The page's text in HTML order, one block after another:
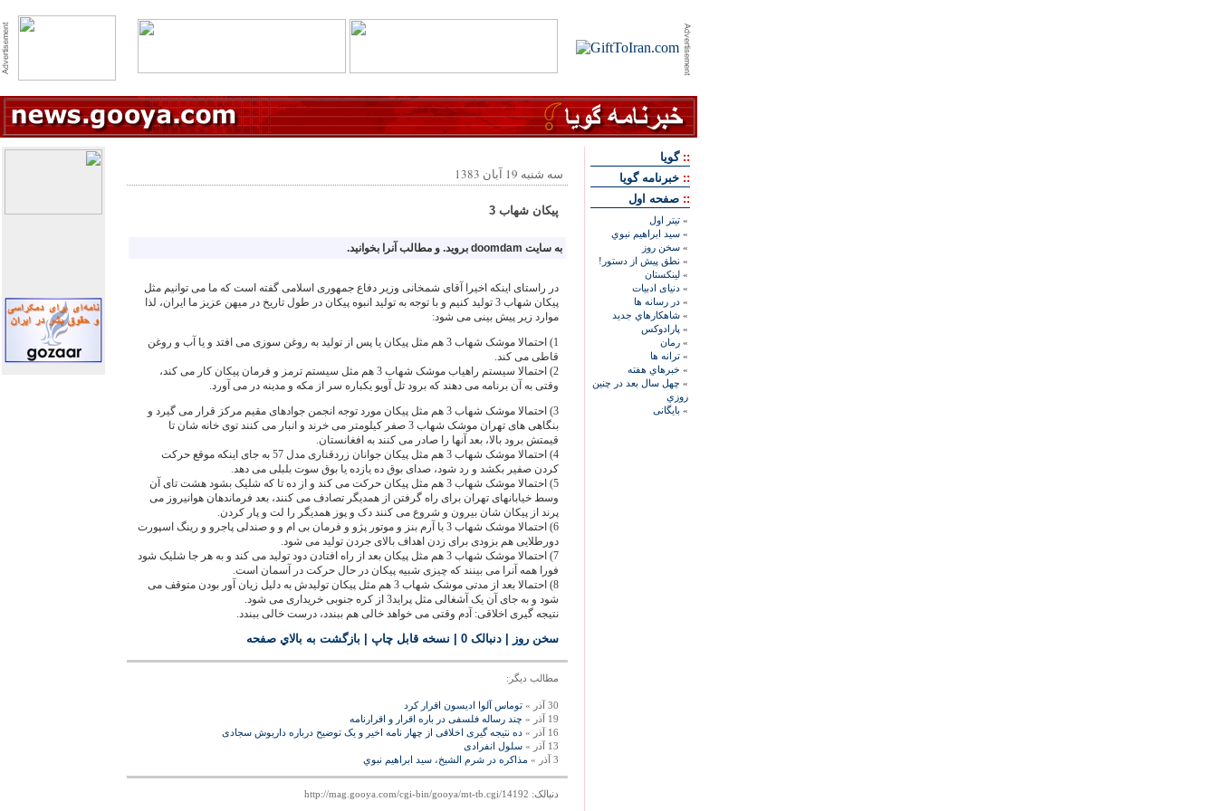
سه شنبه 19 آبان 1383
پيکان شهاب 3
به سایت doomdam بروید. و مطالب آنرا بخوانید.
در راستای اینکه اخیرا آقای شمخانی وزیر دفاع جمهوری اسلامی گفته است که ما می توانیم مثل
پیکان شهاب 3 تولید کنیم و با توجه به تولید انبوه پیکان در طول تاریخ در میهن عزیز ما ایران، لذا
موارد زیر پیش بینی می شود:
1) احتمالا موشک شهاب 3 هم مثل پیکان یا پس از تولید به روغن سوزی می افتد و یا آب و روغن
قاطی می کند.
2) احتمالا سیستم راهیاب موشک شهاب 3 هم مثل سیستم ترمز و فرمان پیکان کار می کند،
وقتی به آن برنامه می دهند که برود تل آویو یکباره سر از مکه و مدینه در می آورد.
3) احتمالا موشک شهاب 3 هم مثل پیکان مورد توجه انجمن جوادهای مقیم مرکز قرار می گیرد و
بنگاهی های تهران موشک شهاب 3 صفر کیلومتر می خرند و انبار می کنند توی خانه شان تا
قیمتش برود بالا، بعد آنها را صادر می کنند به افغانستان.
4) احتمالا موشک شهاب 3 هم مثل پیکان جوانان زردقناری مدل 57 به جای اینکه موقع حرکت
کردن صفیر بکشد و رد شود، صدای بوق ده یازده یا بوق سوت بلبلی می دهد.
5) احتمالا موشک شهاب 3 هم مثل پیکان حرکت می کند و از ده تا که شلیک بشود هشت تای آن
وسط خیابانهای تهران برای راه گرفتن از همدیگر تصادف می کنند، بعد فرماندهان هوانیروز می
پرند از پیکان شان بیرون و شروع می کنند دک و پوز همدیگر را لت و پار کردن.
6) احتمالا موشک شهاب 3 با آرم بنز و موتور پژو و فرمان بی ام و و صندلی پاجرو و رینگ اسپورت
دورطلایی هم بزودی برای زدن اهداف بالای جردن تولید می شود.
7) احتمالا موشک شهاب 3 هم مثل پیکان بعد از راه افتادن دود تولید می کند و به هر جا شلیک شود
فورا همه آنرا می بینند که چیزی شبیه پیکان در حال حرکت در آسمان است.
8) احتمالا بعد از مدتی موشک شهاب 3 هم مثل پیکان تولیدش به دلیل زیان آور بودن متوقف می
شود و به جای آن یک آشغالی مثل پراید3 از کره جنوبی خریداری می شود.
نتیجه گیری اخلاقی: آدم وقتی می خواهد خالی هم ببندد، درست خالی ببندد.
سخن روز | دنبالک 0 نسخه قابل چاپ بازگشت به بالاي صفحه
مطالب ديگر:
30 آذر »
توماس آلوا ادیسون اقرار کرد
19 آذر »
چند رساله فلسفی در باره اقرار و اقرارنامه
16 آذر »
ده نتیجه گیری اخلاقی از چهار نامه اخیر و یک توضیح درباره داریوش سجادی
13 آذر »
سلول انفرادی
3 آذر »
مذاکره در شرم الشیخ، سيد ابراهيم نبوي
دنبالک: http://mag.gooya.com/cgi-bin/gooya/mt-tb.cgi/14192
::گويا
:: خبرنامه گويا
:: صفحه اول
» تيتر اول
» سيد ابراهيم نبوي
» سخن روز
» نطق پيش از دستور!
» لينکستان
» دنيای ادبيات
» در رسانه ها
» شاهکارهاي جديد
» پارادوکس
» رمان
» ترانه ها
» خبرهاي هفته
» چهل سال بعد در چنين
روزي
» بايگانی